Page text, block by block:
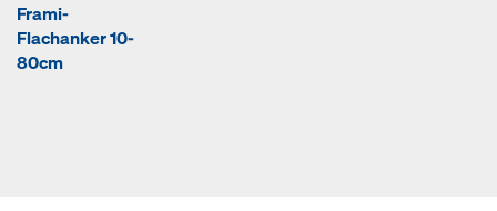
Frami-
Flachanker 10-
80cm